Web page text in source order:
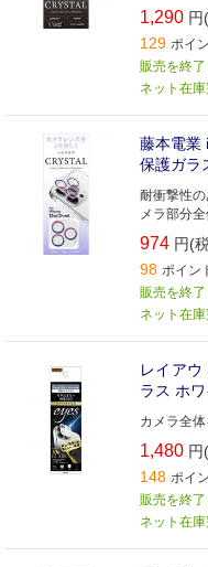
1,290 円
129 ポイ
販売を終
ネット在
藤本電業
保護ガラ
耐衝撃性
メラ部分全
974 円(
98 ポイン
販売を終
ネット在
レイア
ラス ホ
カメラ全
1,480 円
148 ポイ
販売を終
ネット在